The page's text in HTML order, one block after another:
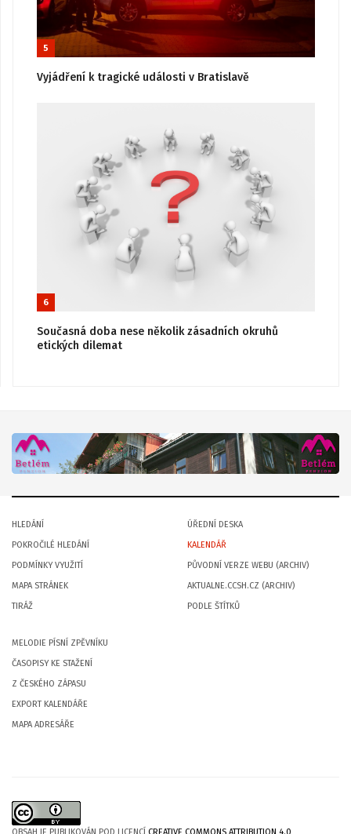
5
Vyjádření k tragické události v Bratislavě
6
Současná doba nese několik zásadních okruhů
etických dilemat
HLEDÁNÍ
POKROČILÉ HLEDÁNÍ
PODMÍNKY VYUŽITÍ
MAPA STRÁNEK
TIRÁŽ
ÚŘEDNÍ DESKA
KALENDÁŘ
PŮVODNÍ VERZE WEBU (ARCHIV)
AKTUALNE.CCSH.CZ (ARCHIV)
PODLE ŠTÍTKŮ
MELODIE PÍSNÍ ZPĚVNÍKU
ČASOPISY KE STAŽENÍ
Z ČESKÉHO ZÁPASU
EXPORT KALENDÁŘE
MAPA ADRESÁŘE
OBSAH JE PUBLIKOVÁN POD LICENCÍ CREATIVE COMMONS ATTRIBUTION 4.0